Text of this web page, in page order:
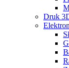
Druk